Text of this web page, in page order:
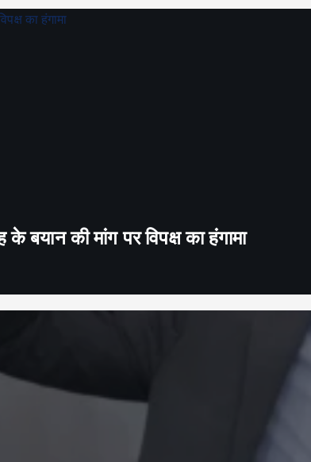
बयान की मांग पर विपक्ष का हंगामा